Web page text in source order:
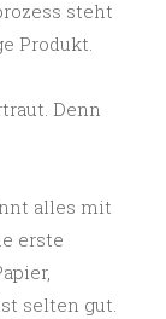
steht
Produkt.
Denn
alles mit
erste
selten gut.